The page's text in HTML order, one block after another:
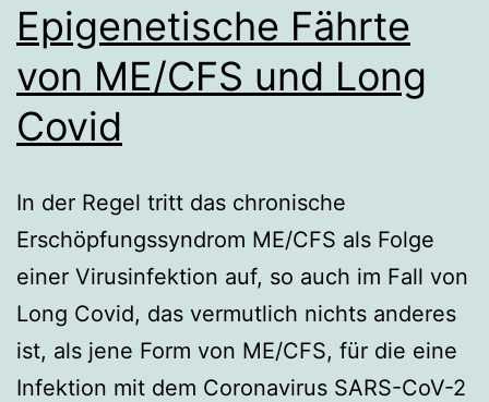
Epigenetische Fährte
von ME/CFS und Long
Covid
In der Regel tritt das chronische
Erschöpfungssyndrom ME/CFS als Folge
einer Virusinfektion auf, so auch im Fall von
Long Covid, das vermutlich nichts anderes
ist, als jene Form von ME/CFS, für die eine
Infektion mit dem Coronavirus SARS-CoV-2